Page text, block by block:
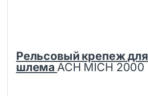
Рельсовый крепеж для
шлема ACH MICH 2000